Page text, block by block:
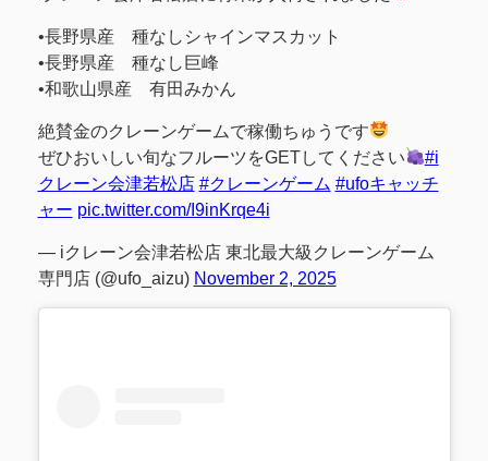
•長野県産 種なしシャインマスカット
•長野県産 種なし巨峰
•和歌山県産 有田みかん
絶賛金のクレーンゲームで稼働ちゅうです
ぜひおいしい旬なフルーツをGETしてください
#i
クレーン会津若松店 #クレーンゲーム #ufoキャッチ
ャー pic.twitter.com/I9inKrqe4i
— iクレーン会津若松店 東北最大級クレーンゲーム
専門店 (@ufo_aizu) November 2, 2025